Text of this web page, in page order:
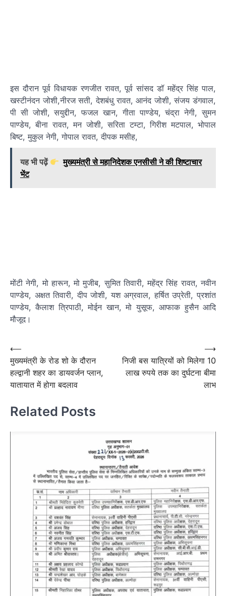
इस दौरान पूर्व विधायक रणजीत रावत, पूर्व सांसद डॉ महेंद्र सिंह पाल,
खस्टीनंदन जोशी,नीरज सती, देशबंधु रावत, आनंद जोशी, संजय डंगवाल,
पी सी जोशी, सयुद्दीन, फजल खान, गीता पाण्डेय, चंद्रा नेगी, सुमन
पाण्डेय, बीना रावत, मन जोशी, सरिता टम्टा, गिरीश मटपाल, भोपाल
बिष्ट, मुकुल नेगी, गोपाल रावत, दीपक मसीह,
यह भी पढ़ें
मुख्यमंत्री से महानिदेशक एनसीसी ने की शिष्टाचार
भेंट
मोंटी नेगी, मो हारून, मो मुजीब, सुमित तिवारी, महेंद्र सिंह रावत, नवीन
पाण्डेय, अक्षत तिवारी, दीप जोशी, यश अग्रवाल, हर्षित उप्रेती, प्रशांत
पाण्डेय, कैलाश त्रिपाठी, मोईन खान, मो युसूफ, आफाक हुसैन आदि
मौजूद।
Post
navigation
⟵
मुख्यमंत्री के रोड शो के दौरान
हल्द्वानी शहर का डायवर्जन प्लान,
यातायात में होगा बदलाव
निजी बस यात्रियों को मिलेगा 10
लाख रुपये तक का दुर्घटना बीमा
लाभ
⟶
Related Posts